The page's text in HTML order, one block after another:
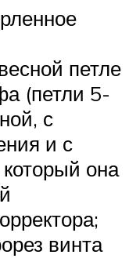
петле
(петли 5-
с
и с
она
винта